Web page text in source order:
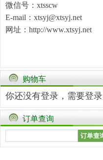
微信号：xtsscw
E-mail：xtsyj@xtsyj.net
网址：http://www.xtsyj.net
购物车
你还没有登录，需要登录
订单查询